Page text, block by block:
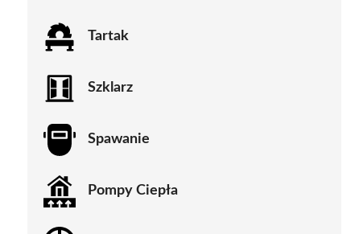
Tartak
Szklarz
Spawanie
Pompy Ciepła